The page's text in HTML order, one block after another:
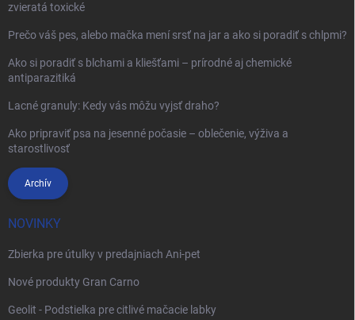
zvieratá toxické
Prečo váš pes, alebo mačka mení srsť na jar a ako si poradiť s chlpmi?
Ako si poradiť s blchami a kliešťami – prírodné aj chemické
antiparazitiká
Lacné granuly: Kedy vás môžu vyjsť draho?
Ako pripraviť psa na jesenné počasie – oblečenie, výživa a
starostlivosť
Archív
NOVINKY
Zbierka pre útulky v predajniach Ani-pet
Nové produkty Gran Carno
Geolit - Podstielka pre citlivé mačacie labky